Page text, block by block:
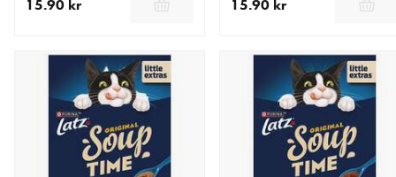
15.90 kr 15.90 kr